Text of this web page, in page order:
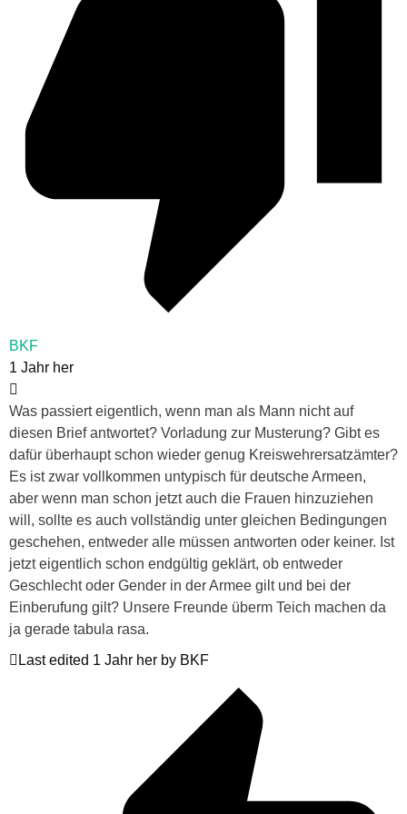
BKF
1 Jahr her
Was passiert eigentlich, wenn man als Mann nicht auf
diesen Brief antwortet? Vorladung zur Musterung? Gibt es
dafür überhaupt schon wieder genug Kreiswehrersatzämter?
Es ist zwar vollkommen untypisch für deutsche Armeen,
aber wenn man schon jetzt auch die Frauen hinzuziehen
will, sollte es auch vollständig unter gleichen Bedingungen
geschehen, entweder alle müssen antworten oder keiner. Ist
jetzt eigentlich schon endgültig geklärt, ob entweder
Geschlecht oder Gender in der Armee gilt und bei der
Einberufung gilt? Unsere Freunde überm Teich machen da
ja gerade tabula rasa.
Last edited 1 Jahr her by BKF